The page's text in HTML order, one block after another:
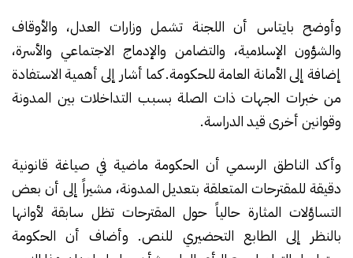
وأوضح بايتاس أن اللجنة تشمل وزارات العدل، والأوقاف
والشؤون الإسلامية، والتضامن والإدماج الاجتماعي والأسرة،
إضافة إلى الأمانة العامة للحكومة. كما أشار إلى أهمية الاستفادة
من خبرات الجهات ذات الصلة بسبب التداخلات بين المدونة
وقوانين أخرى قيد الدراسة.
وأكد الناطق الرسمي أن الحكومة ماضية في صياغة قانونية
دقيقة للمقترحات المتعلقة بتعديل المدونة، مشيراً إلى أن بعض
التساؤلات المثارة حالياً حول المقترحات تظل سابقة لأوانها
بالنظر إلى الطابع التحضيري للنص. وأضاف أن الحكومة